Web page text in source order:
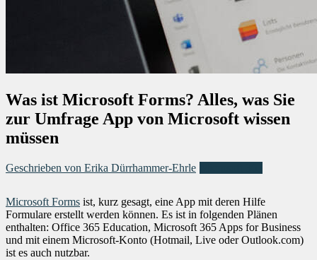
Was ist Microsoft Forms? Alles, was Sie
zur Umfrage App von Microsoft wissen
müssen
Geschrieben von Erika Dürrhammer-Ehrle
Microsoft Forms ist, kurz gesagt, eine App mit deren Hilfe
Formulare erstellt werden können. Es ist in folgenden Plänen
enthalten: Office 365 Education, Microsoft 365 Apps for Business
und mit einem Microsoft-Konto (Hotmail, Live oder Outlook.com)
ist es auch nutzbar.